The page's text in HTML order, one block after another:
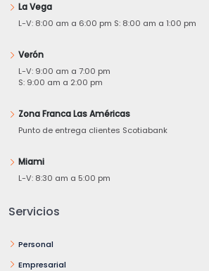
La Vega
L-V: 8:00 am a 6:00 pm S: 8:00 am a 1:00 pm
Verón
L-V: 9:00 am a 7:00 pm
S: 9:00 am a 2:00 pm
Zona Franca Las Américas
Punto de entrega clientes Scotiabank
Miami
L-V: 8:30 am a 5:00 pm
Servicios
Personal
Empresarial